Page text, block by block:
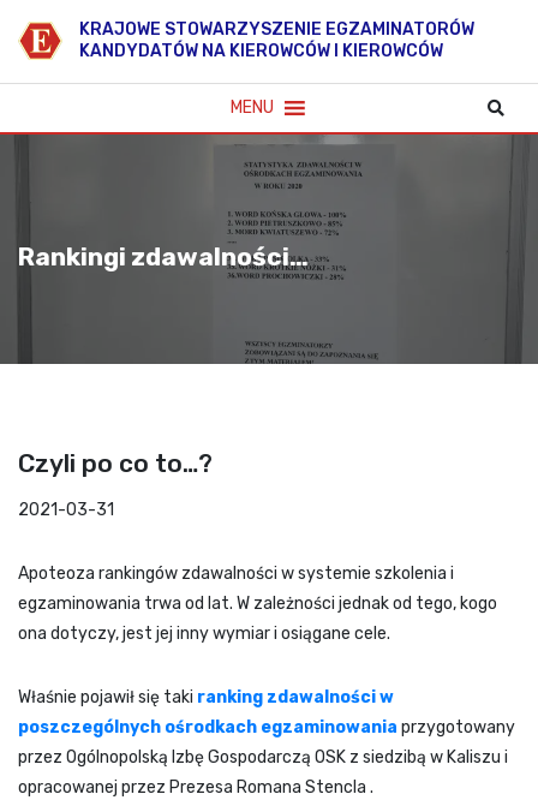
KRAJOWE STOWARZYSZENIE EGZAMINATORÓW
KANDYDATÓW NA KIEROWCÓW I KIEROWCÓW
MENU
Rankingi zdawalności…
Czyli po co to…?
2021-03-31
Apoteoza rankingów zdawalności w systemie szkolenia i
egzaminowania trwa od lat. W zależności jednak od tego, kogo
ona dotyczy, jest jej inny wymiar i osiągane cele.
Właśnie pojawił się taki ranking zdawalności w
poszczególnych ośrodkach egzaminowania przygotowany
przez Ogólnopolską Izbę Gospodarczą OSK z siedzibą w Kaliszu i
opracowanej przez Prezesa Romana Stencla .